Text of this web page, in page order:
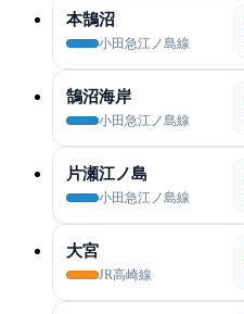
本鵠沼
小田急江ノ島線
鵠沼海岸
小田急江ノ島線
片瀬江ノ島
小田急江ノ島線
大宮
JR高崎線